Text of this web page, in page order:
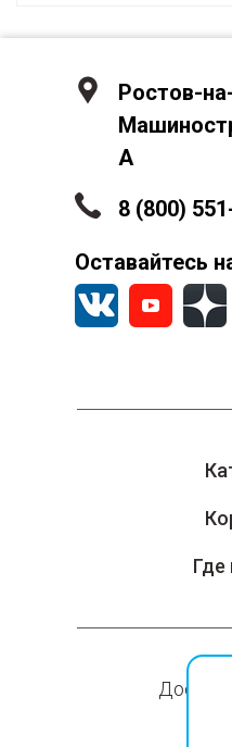
Где
Ростов-
А
8 (800)
Оставайтесь